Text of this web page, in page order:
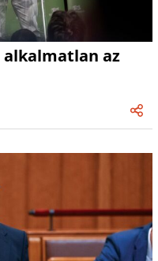
alkalmatlan az